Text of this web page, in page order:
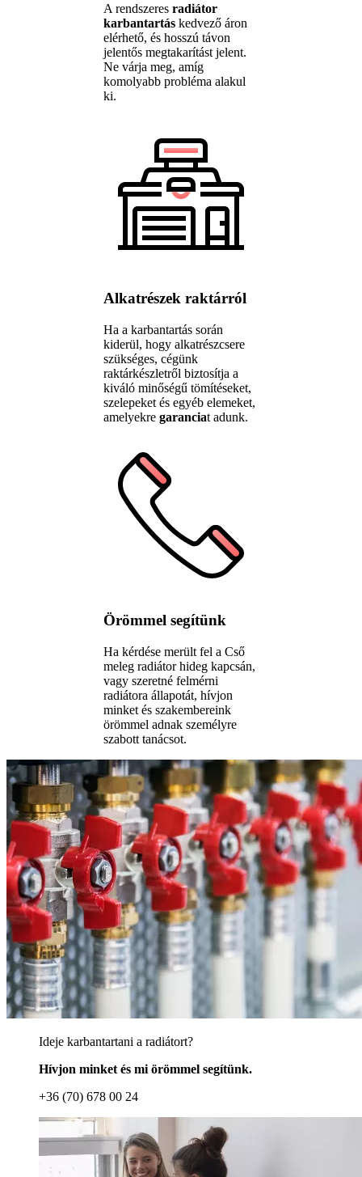
A rendszeres radiátor
karbantartás kedvező áron
elérhető, és hosszú távon
jelentős megtakarítást jelent.
Ne várja meg, amíg
komolyabb probléma alakul
ki.
Alkatrészek raktárról
Ha a karbantartás során
kiderül, hogy alkatrészcsere
szükséges, cégünk
raktárkészletről biztosítja a
kiváló minőségű tömítéseket,
szelepeket és egyéb elemeket,
amelyekre garanciat adunk.
Örömmel segítünk
Ha kérdése merült fel a Cső
meleg radiátor hideg kapcsán,
vagy szeretné felmérni
radiátora állapotát, hívjon
minket és szakembereink
örömmel adnak személyre
szabott tanácsot.
Ideje karbantartani a radiátort?
Hívjon minket és mi örömmel segítünk.
+36 (70) 678 00 24